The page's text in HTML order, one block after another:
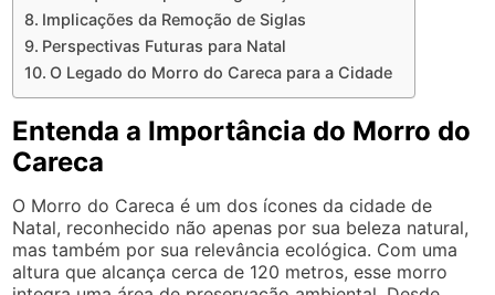
Implicações da Remoção de Siglas
Perspectivas Futuras para Natal
O Legado do Morro do Careca para a Cidade
Entenda a Importância do Morro do
Careca
O Morro do Careca é um dos ícones da cidade de
Natal, reconhecido não apenas por sua beleza natural,
mas também por sua relevância ecológica. Com uma
altura que alcança cerca de 120 metros, esse morro